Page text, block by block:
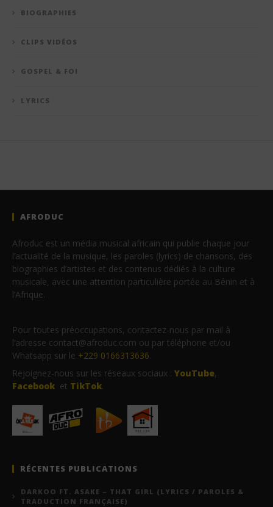
BIOGRAPHIES
CLIPS VIDÉOS
GOSPEL & FOI
LYRICS
AFRODUC
Afroduc est un média musical africain qui publie chaque jour
l’actualité de la musique, les paroles (lyrics) de chansons, des
biographies d’artistes et des contenus dédiés à la culture
musicale, avec une attention particulière portée au Bénin et à
l’Afrique.
Pour toutes préoccupations, contactez-nous par mail à
l’adresse contact@afroduc.com ou par téléphone et/ou
Whatsapp sur le +229 0166313636.
Rejoignez-nous sur les réseaux sociaux : YouTube,
Facebook et TikTok.
RÉCENTES PUBLICATIONS
DARKOO FT. ASAKE – THAT GIRL (LYRICS / PAROLES &
TRADUCTION FRANÇAISE)